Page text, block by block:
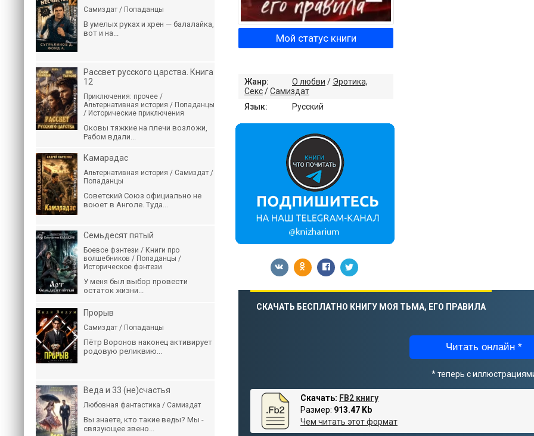
Мой статус книги
Жанр: О любви / Эротика,
Секс/Самиздат
Язык:
Русский
СКАЧАТЬ БЕСПЛАТНО КНИГУ МОЯ ТЬМА, ЕГО ПРАВИЛА
Читать онлайн *
* теперь с
Скачать: FB2 книгу
Размер: 913.47 Kb
Чем читать этот формат
Самиздат / Попаданцы
В умелых руках и хрен — балалайка,
вот и на...
Рассвет русского царства. Книга
12
Приключения: прочее /
Альтернативная история / Попаданцы
/ Исторические приключения
Оковы тяжкие на плечи возложи,
Рабом вдали...
Камарадас
Альтернативная история / Самиздат /
Попаданцы
Советский Союз официально не
воюет в Анголе. Туда...
Семьдесят пятый
Боевое фэнтези / Книги про
волшебников / Попаданцы /
Историческое фэнтези
У меня был выбор провести
остаток жизни...
Прорыв
Самиздат / Попаданцы
Пётр Воронов наконец активирует
родовую реликвию...
Веда и 33 (не)счастья
Любовная фантастика / Самиздат
Вы знаете, кто такие веды? Мы -
связующее звено...